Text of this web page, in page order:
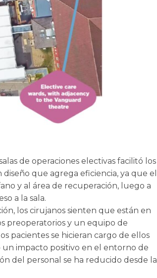
de operaciones electivas facilitó los
que agrega eficiencia, ya que el
y al área de recuperación, luego a
a la sala.
los cirujanos sienten que están en
preoperatorios y un equipo de
pacientes se hicieran cargo de ellos
impacto positivo en el entorno de
del personal se ha reducido desde la